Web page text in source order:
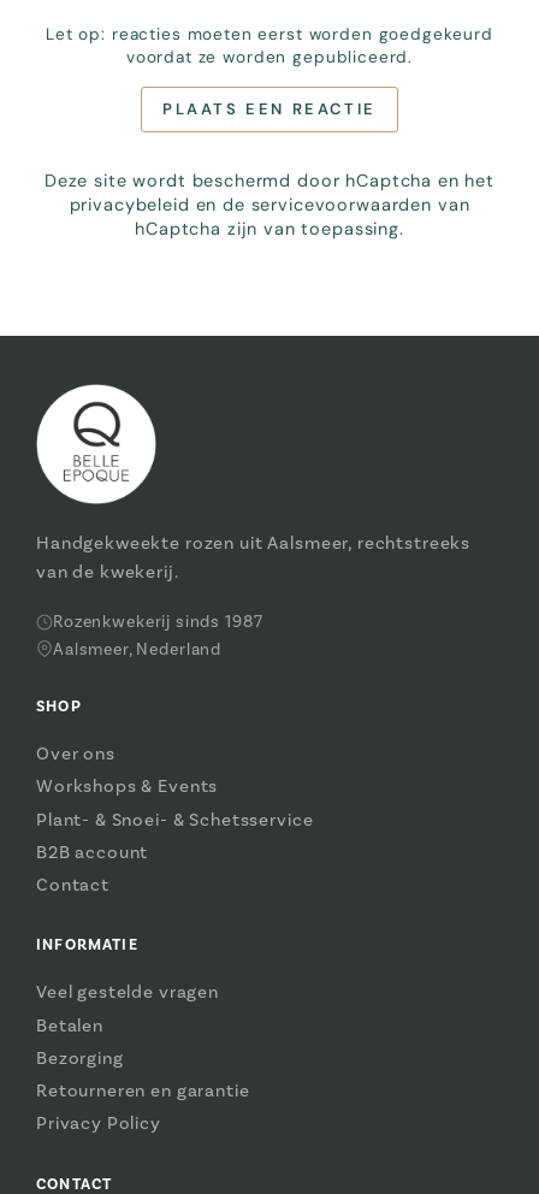
Let op: reacties moeten eerst worden goedgekeurd
voordat ze worden gepubliceerd.
PLAATS EEN REACTIE
Deze site wordt beschermd door hCaptcha en het
privacybeleid en de servicevoorwaarden van
hCaptcha zijn van toepassing.
Handgekweekte rozen uit Aalsmeer, rechtstreeks
van de kwekerij.
Rozenkwekerij sinds 1987
Aalsmeer, Nederland
SHOP
Over ons
Workshops & Events
Plant- & Snoei- & Schetsservice
B2B account
Contact
INFORMATIE
Veel gestelde vragen
Betalen
Bezorging
Retourneren en garantie
Privacy Policy
CONTACT